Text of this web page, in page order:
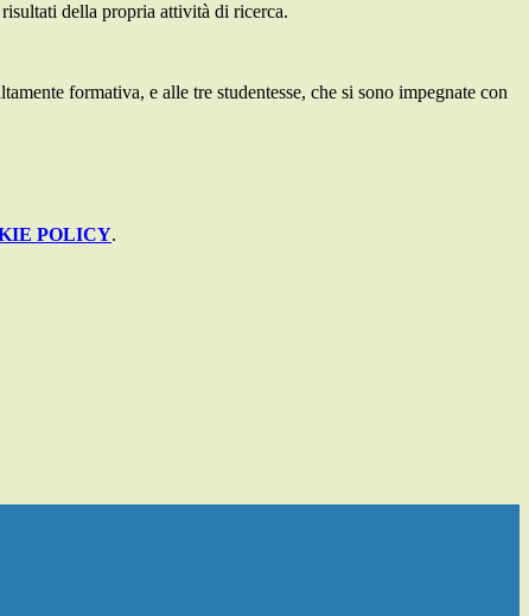
della propria attività di ricerca.
formativa, e alle tre studentesse, che si sono impegnate con
POLICY.